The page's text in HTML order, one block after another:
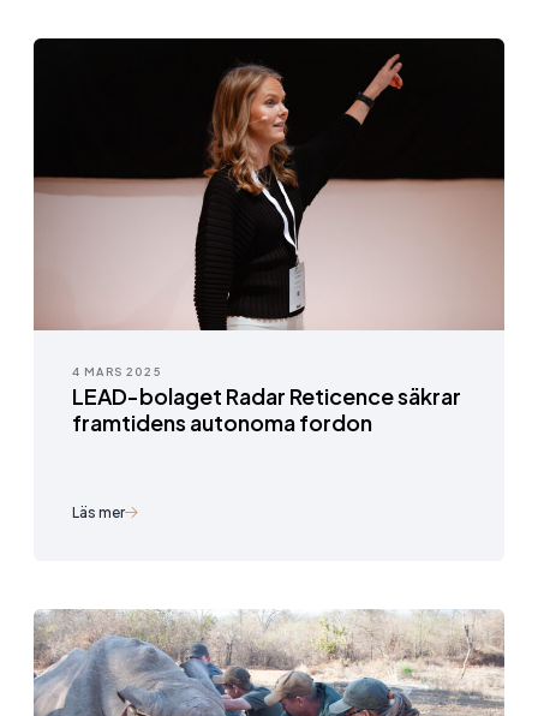
4 MARS 2025
LEAD-bolaget Radar Reticence säkrar
framtidens autonoma fordon
Läs mer